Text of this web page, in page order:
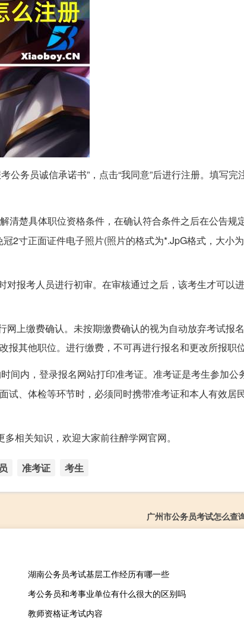
公务员诚信承诺书”，点击“我同意”后进行注册。填写完
清楚具体职位资格条件，在确认符合条件之后在公告规
2寸正面证件电子照片(照片的格式为*.JpG格式，大小
报考人员进行初审。在审核通过之后，该考生才可以
上缴费确认。未按期缴费确认的视为自动放弃考试报
报其他职位。进行缴费，不可再进行报名和更改所报职
间内，登录报名网站打印准考证。准考证是考生参加公
、体检等环节时，必须同时携带准考证和本人有效居
相关知识，欢迎大家前往醉学网官网。
准考证 考生
广州市公务员考试怎么查
湖南公务员考试基层工作经历有哪一些
考公务员和考事业单位有什么很大的区别吗
教师资格证考试内容